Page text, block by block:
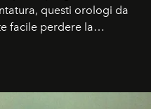
questi orologi da
facile perdere la
quadranti così